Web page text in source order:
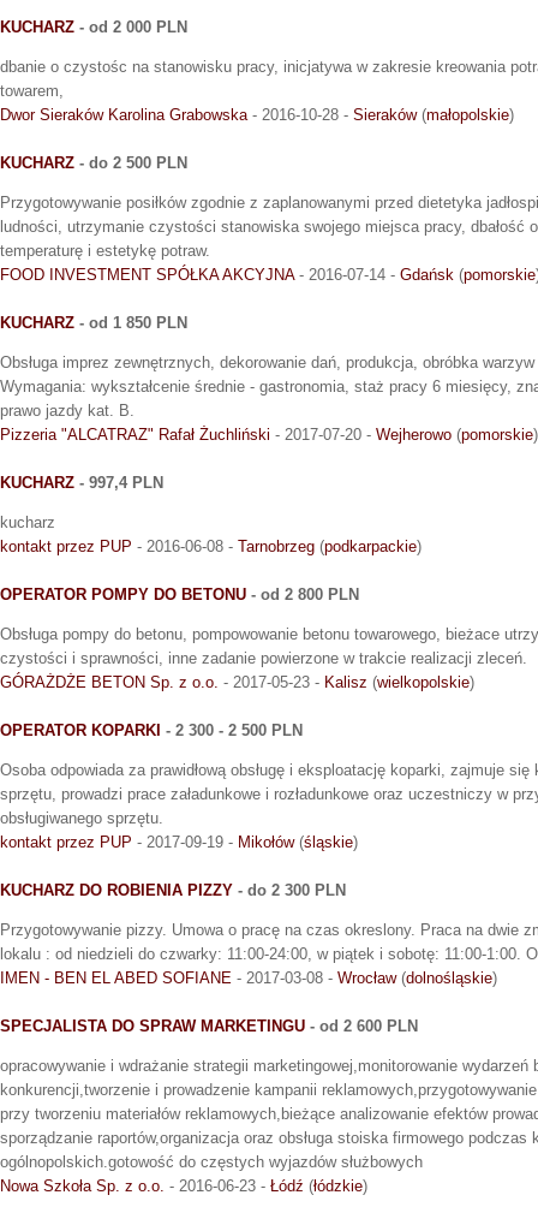
KUCHARZ - od 2 000 PLN
dbanie o czystośc na stanowisku pracy, inicjatywa w zakresie kreowania
towarem,
Dwor Sieraków Karolina Grabowska - 2016-10-28 - Sieraków(małopolskie)
KUCHARZ - do 2 500 PLN
Przygotowywanie posiłków zgodnie z zaplanowanymi przed dietetyka
ludności, utrzymanie czystości stanowiska swojego miejsca pracy, dbałość
temperaturę i estetykę potraw.
FOOD INVESTMENT SPÓŁKA AKCYJNA- 2016-07-14 - Gdańsk (pomorskie
KUCHARZ - od 1 850 PLN
Obsługa imprez zewnętrznych, dekorowanie dań, produkcja, obróbka
Wymagania: wykształcenie średnie - gastronomia, staż pracy 6 miesięcy,
prawo jazdy kat. B.
Pizzeria "ALCATRAZ" Rafał Żuchliński - 2017-07-20 - Wejherowo (pomorskie)
KUCHARZ - 997,4 PLN
kucharz
kontakt przez PUP - 2016-06-08 - Tarnobrzeg (podkarpackie)
OPERATOR POMPY DO BETONU - od 2 800 PLN
Obsługa pompy do betonu, pompowowanie betonu towarowego, bieżace
czystości i sprawności, inne zadanie powierzone w trakcie realizacji zleceń.
GÓRAŻDŻE BETON Sp. z o.o. - 2017-05-23 - Kalisz (wielkopolskie)
OPERATOR KOPARKI - 2 300 - 2 500 PLN
Osoba odpowiada za prawidłową obsługę i eksploatację koparki, zajmuje się
sprzętu, prowadzi prace załadunkowe i rozładunkowe oraz uczestniczy w
obsługiwanego sprzętu.
kontakt przez PUP - 2017-09-19 - Mikołów(śląskie)
KUCHARZ DO ROBIENIA PIZZY - do 2 300 PLN
Przygotowywanie pizzy. Umowa o pracę na czas okreslony. Praca na dwie
lokalu : od niedzieli do czwarky: 11:00-24:00, w piątek i sobotę: 11:00-1:00.
IMEN - BEN EL ABED SOFIANE - 2017-03-08 - Wrocław(dolnośląskie)
SPECJALISTA DO SPRAW MARKETINGU - od 2 600 PLN
opracowywanie i wdrażanie strategii marketingowej,monitorowanie wydarzeń
konkurencji,tworzenie i prowadzenie kampanii
przy tworzeniu materiałów reklamowych,bieżące analizowanie efektów
sporządzanie raportów,organizacja oraz obsługa stoiska firmowego podczas
ogólnopolskich.gotowość do częstych wyjazdów służbowych
Nowa Szkoła Sp. z o.o. - 2016-06-23 - Łódź (łódzkie)